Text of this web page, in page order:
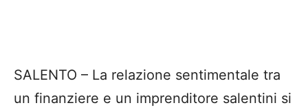
SALENTO – La relazione sentimentale tra
un finanziere e un imprenditore salentini si